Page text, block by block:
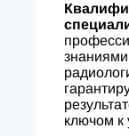
ключом к